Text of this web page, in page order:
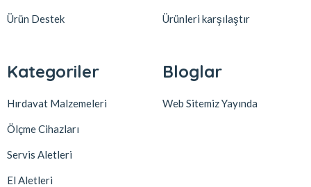
Ürün Destek Ürünleri karşılaştır
Kategoriler
Hırdavat Malzemeleri
Ölçme Cihazları
Servis Aletleri
El Aletleri
Bloglar
Web Sitemiz Yayında